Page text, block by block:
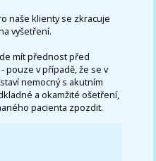
naše klienty se zkracuje
vyšetření.
mít přednost před
pouze v případě, že se v
nemocný s akutním
a okamžité ošetření,
pacienta zpozdit.